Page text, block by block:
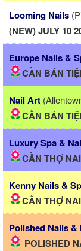
Looming Nails
Europe Nails &
CẦN BÁN
Nail Art
CẦN BÁN
Luxury Spa &
CẦN THỢ
Kenny Nails &
CẦN THỢ
Polished Nails &
POLISHED